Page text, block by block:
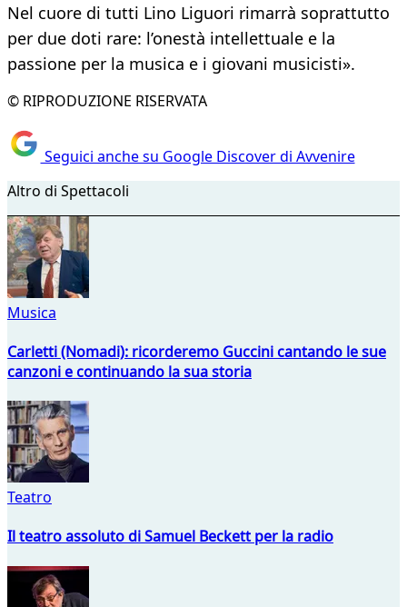
Nel cuore di tutti Lino Liguori rimarrà soprattutto
per due doti rare: l’onestà intellettuale e la
passione per la musica e i giovani musicisti».
© RIPRODUZIONE RISERVATA
Seguici anche su Google Discover di Avvenire
Altro di Spettacoli
Musica
Carletti (Nomadi): ricorderemo Guccini cantando le sue
canzoni e continuando la sua storia
Teatro
Il teatro assoluto di Samuel Beckett per la radio